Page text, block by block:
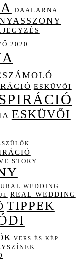
DAALARNA
2020
ESKÜVŐI
ESKÜVŐI
STORY
WEDDING
REAL WEDDING
TIPPEK
VERS ÉS KÉP